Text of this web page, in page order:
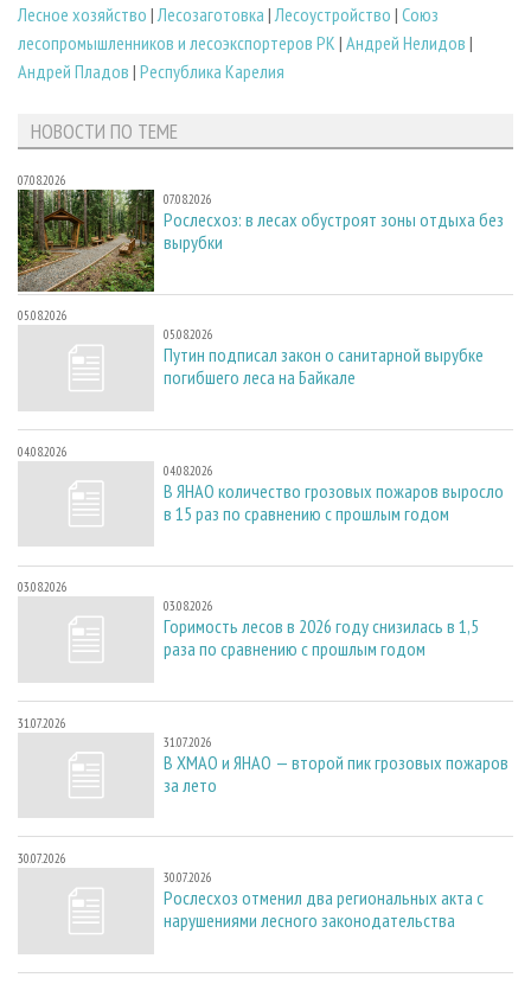
Лесное хозяйство |Лесозаготовка |Лесоустройство | Союз
лесопромышленников и лесоэкспортеров РК | Андрей Нелидов |
Андрей Пладов | Республика Карелия
НОВОСТИ ПО ТЕМЕ
07.08.2026
07.08.2026
Рослесхоз: в лесах обустроят зоны отдыха без
вырубки
05.08.2026
05.08.2026
Путин подписал закон о санитарной вырубке
погибшего леса на Байкале
04.08.2026
04.08.2026
В ЯНАО количество грозовых пожаров выросло
в 15 раз по сравнению с прошлым годом
03.08.2026
03.08.2026
Горимость лесов в 2026 году снизилась в 1,5
раза по сравнению с прошлым годом
31.07.2026
31.07.2026
В ХМАО и ЯНАО — второй пик грозовых пожаров
за лето
30.07.2026
30.07.2026
Рослесхоз отменил два региональных акта с
нарушениями лесного законодательства